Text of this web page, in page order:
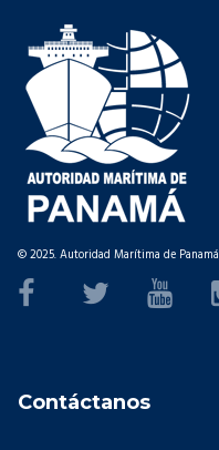
© 2025. Autoridad Marítima de Panamá
Contáctanos